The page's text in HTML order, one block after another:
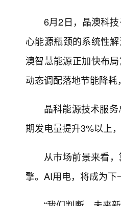
6月2日，晶澳科
心能源瓶颈的系统性
澳智慧能源正加快布
动态调配落地节能降
晶科能源技术服
期发电量提升3%以上
从市场前景来看
擎。AI用电，将成为下